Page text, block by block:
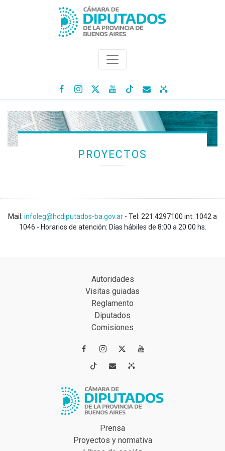
   
PROYECTOS
Mail: infoleg@hcdiputados-ba.gov.ar - Tel: 221 4297100 int: 1042 a
1046 - Horarios de atención: Días hábiles de 8:00 a 20:00 hs.
Autoridades
Visitas guiadas
Reglamento
Diputados
Comisiones
 
 
Prensa
Proyectos y normativa